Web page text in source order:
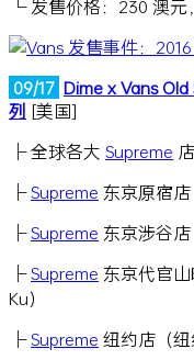
└ 发售价格：230 澳元
09/17 Dime x Vans
列 [美国]
├ 全球各大 Supreme
├Supreme 东京原宿店
├Supreme 东京涉谷店
├Supreme 东京代官
Ku）
├Supreme 纽约店（纽